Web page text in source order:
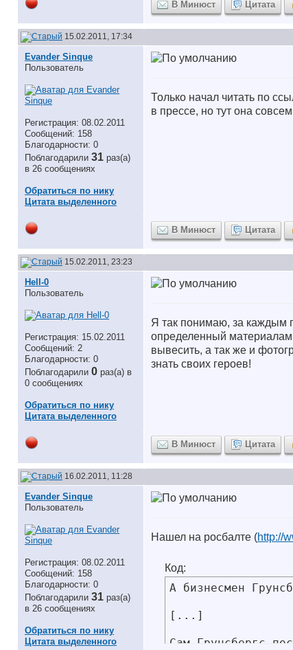
В Минюст Цитата
15.02.2011, 17:34
Evander Sinque
Пользователь
Регистрация: 08.02.2011
Сообщений: 158
Благодарности: 0
Поблагодарили 31 раз(а)
в 26 сообщениях
Обратиться по нику
Цитата выделенного
Только начал читать по
в прессе, но тут она
В Минюст Цитата
15.02.2011, 23:23
Hell-0
Пользователь
Регистрация: 15.02.2011
Сообщений: 2
Благодарности: 0
Поблагодарили 0 раз(а) в
0 сообщениях
Обратиться по нику
Цитата выделенного
Я так понимаю, за каждым
определенный
вывесить, а так же и
знать своих героев!
В Минюст Цитата
16.02.2011, 11:28
Evander Sinque
Пользователь
Регистрация: 08.02.2011
Сообщений: 158
Благодарности: 0
Поблагодарили 31 раз(а)
в 26 сообщениях
Обратиться по нику
Цитата выделенного
Нашел на росбалте (http://
Код:
А бизнесмен
[...]
Сам Грунсбергс